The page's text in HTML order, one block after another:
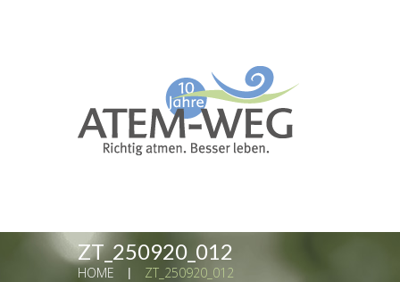
ZT_250920_012
HOME ZT_250920_012